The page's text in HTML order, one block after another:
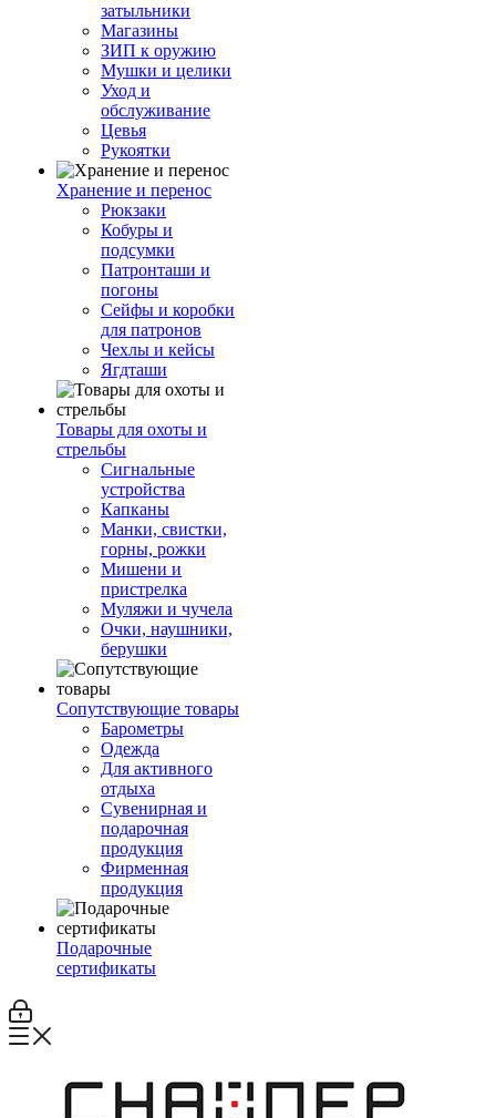
затыльники
Магазины
ЗИП к оружию
Мушки и целики
Уход и
обслуживание
Цевья
Рукоятки
Хранение и перенос
Рюкзаки
Кобуры и
подсумки
Патронташи и
погоны
Сейфы и коробки
для патронов
Чехлы и кейсы
Ягдташи
Товары для охоты и
стрельбы
Сигнальные
устройства
Капканы
Манки, свистки,
горны, рожки
Мишени и
пристрелка
Муляжи и чучела
Очки, наушники,
берушки
Сопутствующие товары
Барометры
Одежда
Для активного
отдыха
Сувенирная и
подарочная
продукция
Фирменная
продукция
Подарочные
сертификаты